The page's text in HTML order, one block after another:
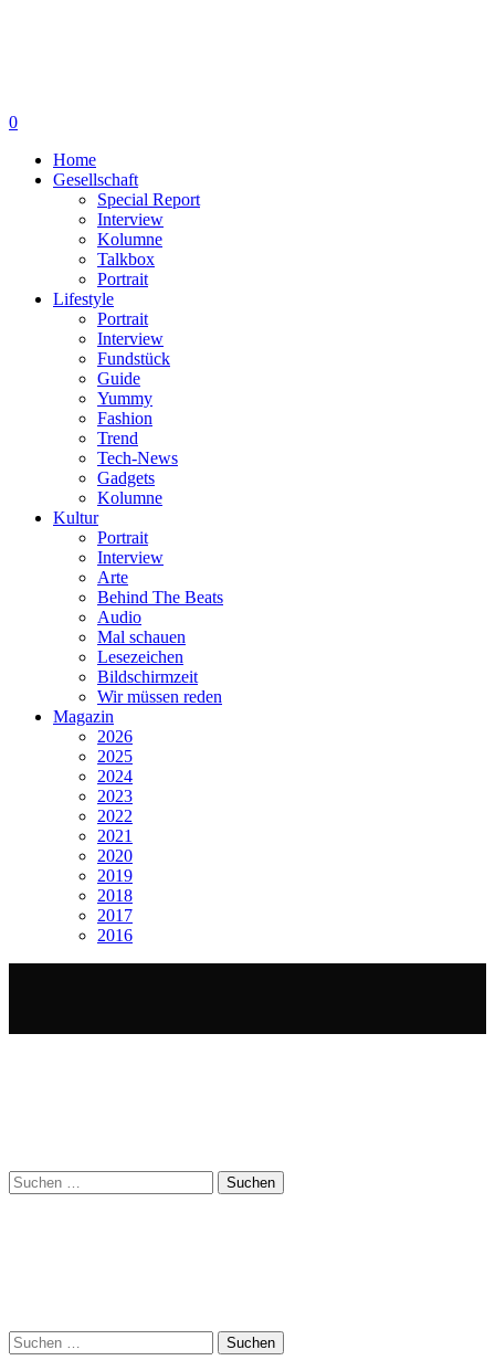
0
Home
Gesellschaft
Special Report
Interview
Kolumne
Talkbox
Portrait
Lifestyle
Portrait
Interview
Fundstück
Guide
Yummy
Fashion
Trend
Tech-News
Gadgets
Kolumne
Kultur
Portrait
Interview
Arte
Behind The Beats
Audio
Mal schauen
Lesezeichen
Bildschirmzeit
Wir müssen reden
Magazin
2026
2025
2024
2023
2022
2021
2020
2019
2018
2017
2016
Suchen
nach:
Suchen
nach: